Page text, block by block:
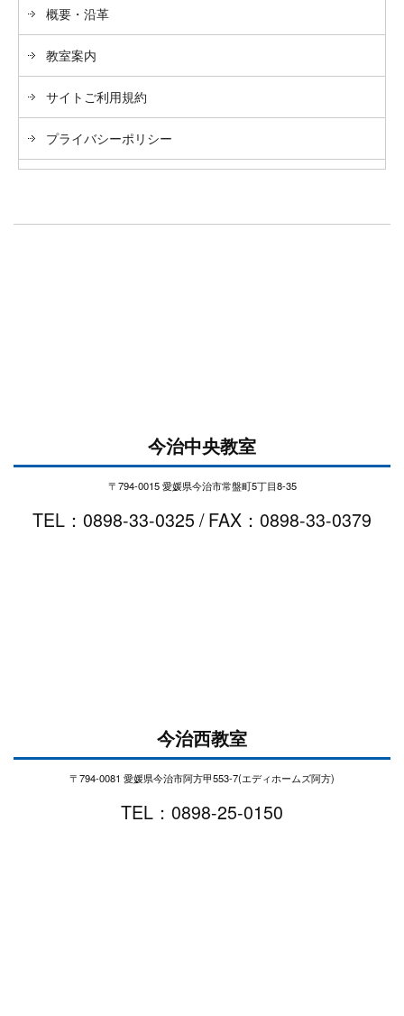
概要・沿革
教室案内
サイトご利用規約
プライバシーポリシー
今治中央教室
〒794-0015 愛媛県今治市常盤町5丁目8-35
TEL：0898-33-0325 / FAX：0898-33-0379
今治西教室
〒794-0081 愛媛県今治市阿方甲553-7(エディホームズ阿方)
TEL：0898-25-0150